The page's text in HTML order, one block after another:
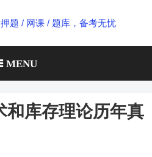
题 / 网课 / 题库，备考无忧
MENU
库存理论历年真